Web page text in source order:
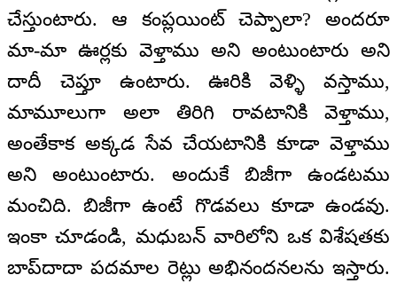
చేస్తుంటారు. ఆ కంప్లయింట్ చెప్పాలా? అందరూ
మా-మా ఊర్లకు వెళ్తాము అని అంటుంటారు అని
దాదీ చెప్తూ ఉంటారు. ఊరికి వెళ్ళి వస్తాము,
మామూలుగా అలా తిరిగి రావటానికి వెళ్తాము,
అంతేకాక అక్కడ సేవ చేయటానికి కూడా వెళ్తాము
అని అంటుంటారు. అందుకే బిజీగా ఉండటము
మంచిది. బిజీగా ఉంటే గొడవలు కూడా ఉండవు.
ఇంకా చూడండి, మధుబన్ వారిలోని ఒక విశేషతకు
బాప్‌దాదా పదమాల రెట్లు అభినందనలను ఇస్తారు.